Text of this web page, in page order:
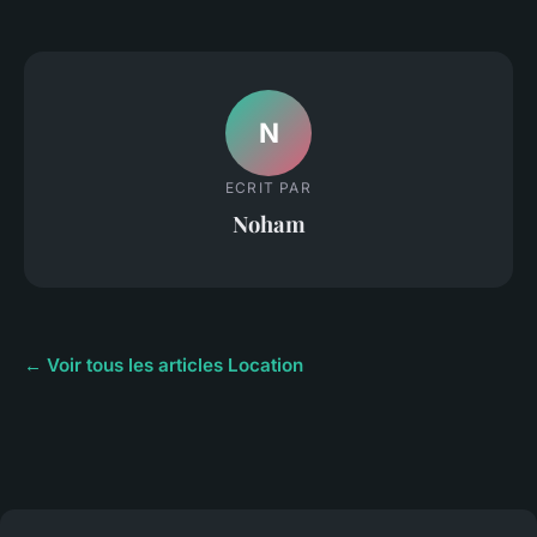
N
ECRIT PAR
Noham
← Voir tous les articles Location